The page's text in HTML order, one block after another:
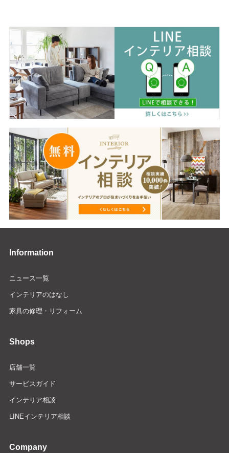
Information
ニュース一覧
インテリアのはなし
家具の修理・リフォーム
Shops
店舗一覧
サービスガイド
インテリア相談
LINEインテリア相談
Company